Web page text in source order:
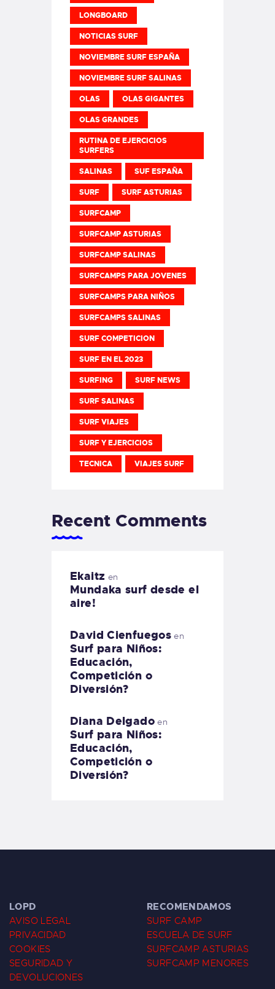
LONGBOARD
NOTICIAS SURF
NOVIEMBRE SURF ESPAÑA
NOVIEMBRE SURF SALINAS
OLAS OLAS GIGANTES
OLAS GRANDES
RUTINA DE EJERCICIOS
SURFERS
SALINAS SUF ESPAÑA
SURF SURF ASTURIAS
SURFCAMP
SURFCAMP ASTURIAS
SURFCAMP SALINAS
SURFCAMPS PARA JOVENES
SURFCAMPS PARA NIÑOS
SURFCAMPS SALINAS
SURF COMPETICION
SURF EN EL 2023
SURFING SURF NEWS
SURF SALINAS
SURF VIAJES
SURF Y EJERCICIOS
TECNICA VIAJES SURF
Recent Comments
Ekaitz en
Mundaka surf desde el
aire!
David Cienfuegos en
Surf para Niños:
Educación,
Competición o
Diversión?
Diana Delgadoen
Surf para Niños:
Educación,
Competición o
Diversión?
LOPD
AVISO LEGAL
PRIVACIDAD
COOKIES
SEGURIDAD Y
DEVOLUCIONES
RECOMENDAMOS
SURF CAMP
ESCUELA DE SURF
SURFCAMP ASTURIAS
SURFCAMP MENORES